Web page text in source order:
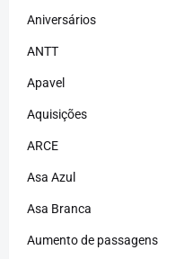
Aniversários
ANTT
Apavel
Aquisições
ARCE
Asa Azul
Asa Branca
Aumento de passagens